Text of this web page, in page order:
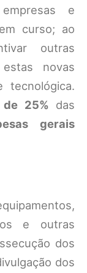
e
curso; ao
outras
novas
tecnológica.
de 25% das
gerais
e outras
dos
dos